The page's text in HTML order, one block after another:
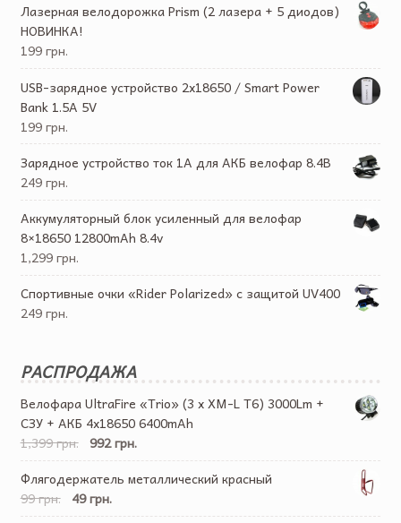
Лазерная велодорожка Prism (2 лазера + 5 диодов)
НОВИНКА!
199 грн.
USB-зарядное устройство 2х18650 / Smart Power
Bank 1.5A 5V
199 грн.
Зарядное устройство ток 1А для АКБ велофар 8.4В
249 грн.
Аккумуляторный блок усиленный для велофар
8×18650 12800mAh 8.4v
1,299 грн.
Спортивные очки «Rider Polarized» с защитой UV400
249 грн.
РАСПРОДАЖА
Велофара UltraFire «Trio» (3 x XM-L T6) 3000Lm +
СЗУ + АКБ 4х18650 6400mAh
1,399 грн. 992 грн.
Флягодержатель металлический красный
99 грн.
49 грн.